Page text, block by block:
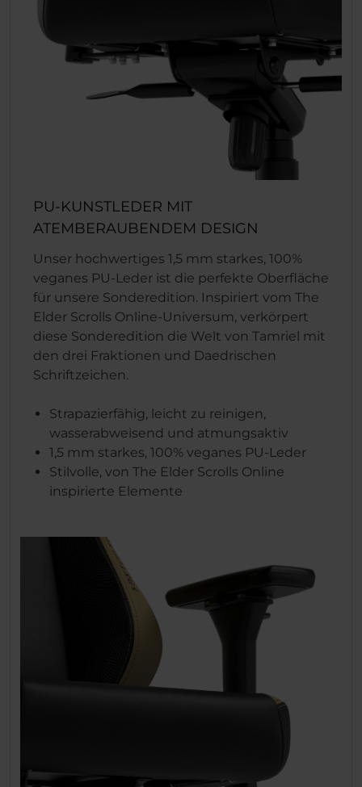
PU-KUNSTLEDER MIT
ATEMBERAUBENDEM DESIGN
Unser hochwertiges 1,5 mm starkes, 100%
veganes PU-Leder ist die perfekte Oberfläche
für unsere Sonderedition. Inspiriert vom The
Elder Scrolls Online-Universum, verkörpert
diese Sonderedition die Welt von Tamriel mit
den drei Fraktionen und Daedrischen
Schriftzeichen.
Strapazierfähig, leicht zu reinigen,
wasserabweisend und atmungsaktiv
1,5 mm starkes, 100% veganes PU-Leder
Stilvolle, von The Elder Scrolls Online
inspirierte Elemente